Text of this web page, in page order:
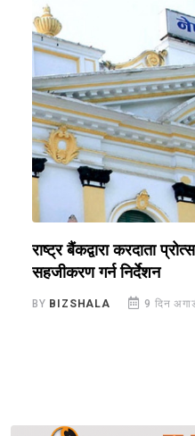
राष्ट्र बैंकद्वारा करदाता
सहजीकरण गर्न निर्देशन
BY BIZSHALA 9 दिन